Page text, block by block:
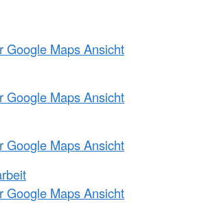
Google Maps Ansicht
Google Maps Ansicht
Google Maps Ansicht
Google Maps Ansicht